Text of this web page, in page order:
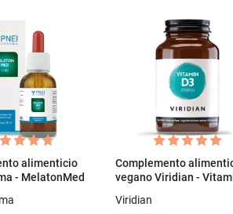
alimenticio
- MelatonMed
Complemento
vegano Viridian -
Viridian